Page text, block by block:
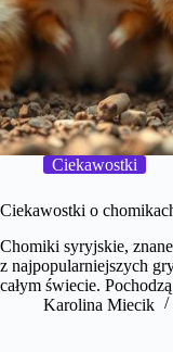
Ciekawostki
Ciekawostki o
Chomiki syryjskie,
z najpopularniejszych
całym świecie.
Karolina Miecik